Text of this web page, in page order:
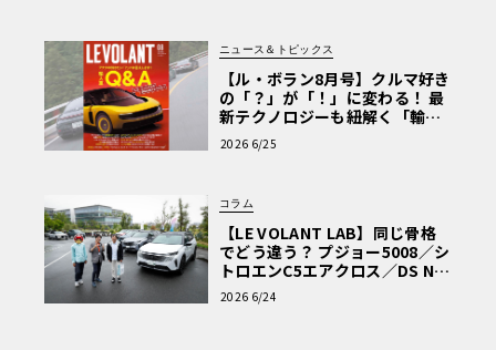
ニュース＆トピックス
【ル・ボラン8月号】クルマ好き
の「？」が「！」に変わる！ 最
新テクノロジーも紐解く「輸入
車Q&A」
2026 6/25
コラム
【LE VOLANT LAB】同じ骨格
でどう違う？ プジョー5008／シ
トロエンC5エアクロス／DS Nº4
読者一気乗りレポート
2026 6/24